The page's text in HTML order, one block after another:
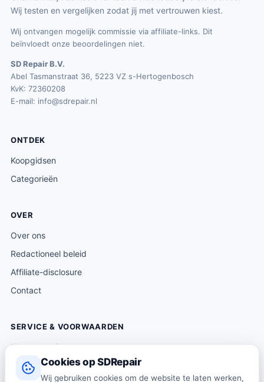
Cookies op SDRepair
Wij gebruiken cookies om de website te laten werken,
Wij testen en vergelijken zodat jij met vertrouwen kiest.
Wij ontvangen mogelijk commissie via affiliate-links. Dit
beïnvloedt onze beoordelingen niet.
SD Repair B.V.
Abel Tasmanstraat 36, 5223 VZ s-Hertogenbosch
KvK: 72360208
E-mail: info@sdrepair.nl
ONTDEK
Koopgidsen
Categorieën
OVER
Over ons
Redactioneel beleid
Affiliate-disclosure
Contact
SERVICE & VOORWAARDEN
Klantenservice
Verzending & levering